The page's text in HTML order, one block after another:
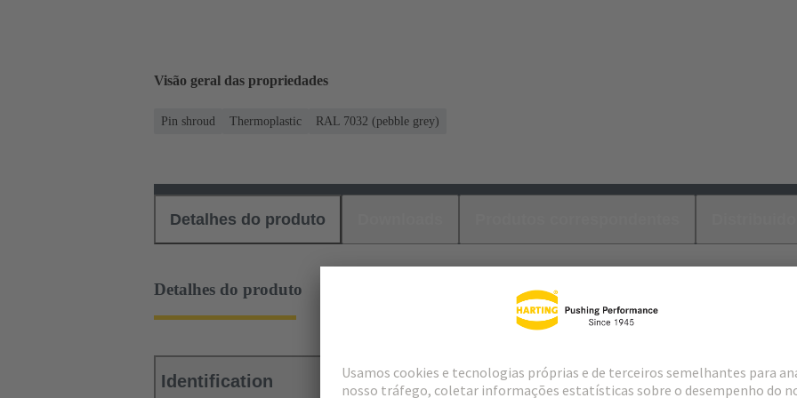
Visão geral das propriedades
Pin shroud Thermoplastic RAL 7032 (pebble grey)
Detalhes do produto
Detalhes do produto
Identification